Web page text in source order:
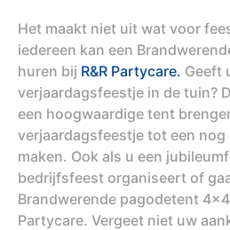
Het maakt niet uit wat voor
iedereen kan een
huren bij R&R Partycare. Geeft
verjaardagsfeestje in de tuin?
een hoogwaardige tent
verjaardagsfeestje tot een
maken. Ook als u een
bedrijfsfeest organiseert of
Brandwerende pagodetent
Partycare. Vergeet niet uw